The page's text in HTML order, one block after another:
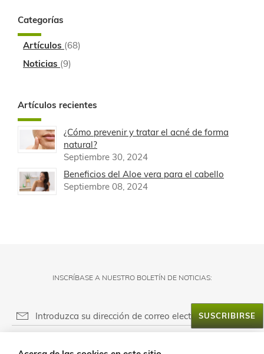
Categorías
Artículos (68)
Noticias (9)
Artículos recientes
¿Cómo prevenir y tratar el acné de forma
natural?
Septiembre 30, 2024
Beneficios del Aloe vera para el cabello
Septiembre 08, 2024
INSCRÍBASE A NUESTRO BOLETÍN DE NOTICIAS:
SUSCRIBIRSE